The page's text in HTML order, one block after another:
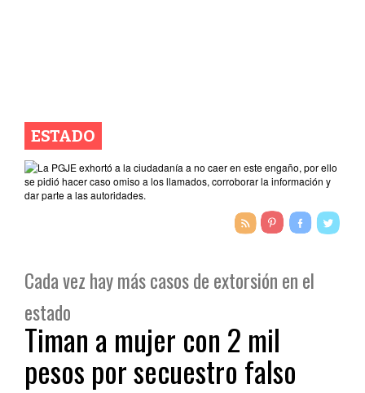
ESTADO
Cada vez hay más casos de extorsión en el
estado
Timan a mujer con 2 mil
pesos por secuestro falso